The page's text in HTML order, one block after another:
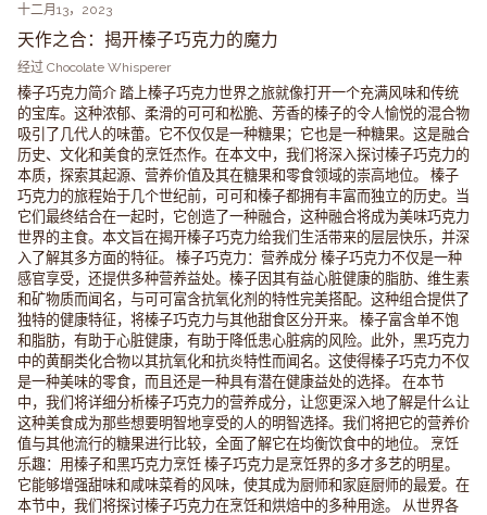
十二月13，2023
天作之合：揭开榛子巧克力的魔力
经过 Chocolate Whisperer
榛子巧克力简介 踏上榛子巧克力世界之旅就像打开一个充满风味和传统
的宝库。这种浓郁、柔滑的可可和松脆、芳香的榛子的令人愉悦的混合物
吸引了几代人的味蕾。它不仅仅是一种糖果；它也是一种糖果。这是融合
历史、文化和美食的烹饪杰作。在本文中，我们将深入探讨榛子巧克力的
本质，探索其起源、营养价值及其在糖果和零食领域的崇高地位。 榛子
巧克力的旅程始于几个世纪前，可可和榛子都拥有丰富而独立的历史。当
它们最终结合在一起时，它创造了一种融合，这种融合将成为美味巧克力
世界的主食。本文旨在揭开榛子巧克力给我们生活带来的层层快乐，并深
入了解其多方面的特征。 榛子巧克力：营养成分 榛子巧克力不仅是一种
感官享受，还提供多种营养益处。榛子因其有益心脏健康的脂肪、维生素
和矿物质而闻名，与可可富含抗氧化剂的特性完美搭配。这种组合提供了
独特的健康特征，将榛子巧克力与其他甜食区分开来。 榛子富含单不饱
和脂肪，有助于心脏健康，有助于降低患心脏病的风险。此外，黑巧克力
中的黄酮类化合物以其抗氧化和抗炎特性而闻名。这使得榛子巧克力不仅
是一种美味的零食，而且还是一种具有潜在健康益处的选择。 在本节
中，我们将详细分析榛子巧克力的营养成分，让您更深入地了解是什么让
这种美食成为那些想要明智地享受的人的明智选择。我们将把它的营养价
值与其他流行的糖果进行比较，全面了解它在均衡饮食中的地位。 烹饪
乐趣：用榛子和黑巧克力烹饪 榛子巧克力是烹饪界的多才多艺的明星。
它能够增强甜味和咸味菜肴的风味，使其成为厨师和家庭厨师的最爱。在
本节中，我们将探讨榛子巧克力在烹饪和烘焙中的多种用途。 从世界各